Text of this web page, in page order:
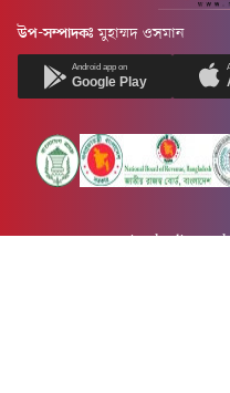
উপ-সম্পাদকঃ মুহাম্মদ ওসমান
Android app on
Google Play
Newsnow24.com is a leading